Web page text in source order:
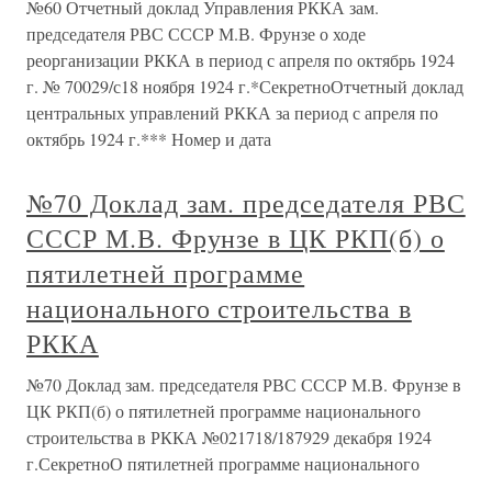
№60 Отчетный доклад Управления РККА зам.
председателя РВС СССР М.В. Фрунзе о ходе
реорганизации РККА в период с апреля по октябрь 1924
г. № 70029/с18 ноября 1924 г.*СекретноОтчетный доклад
центральных управлений РККА за период с апреля по
октябрь 1924 г.*** Номер и дата
№70 Доклад зам. председателя РВС
СССР М.В. Фрунзе в ЦК РКП(б) о
пятилетней программе
национального строительства в
РККА
№70 Доклад зам. председателя РВС СССР М.В. Фрунзе в
ЦК РКП(б) о пятилетней программе национального
строительства в РККА №021718/187929 декабря 1924
г.СекретноО пятилетней программе национального